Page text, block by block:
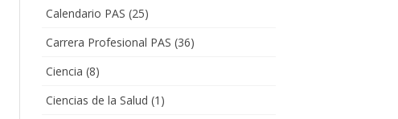
Calendario PAS (25)
Carrera Profesional PAS (36)
Ciencia (8)
Ciencias de la Salud (1)